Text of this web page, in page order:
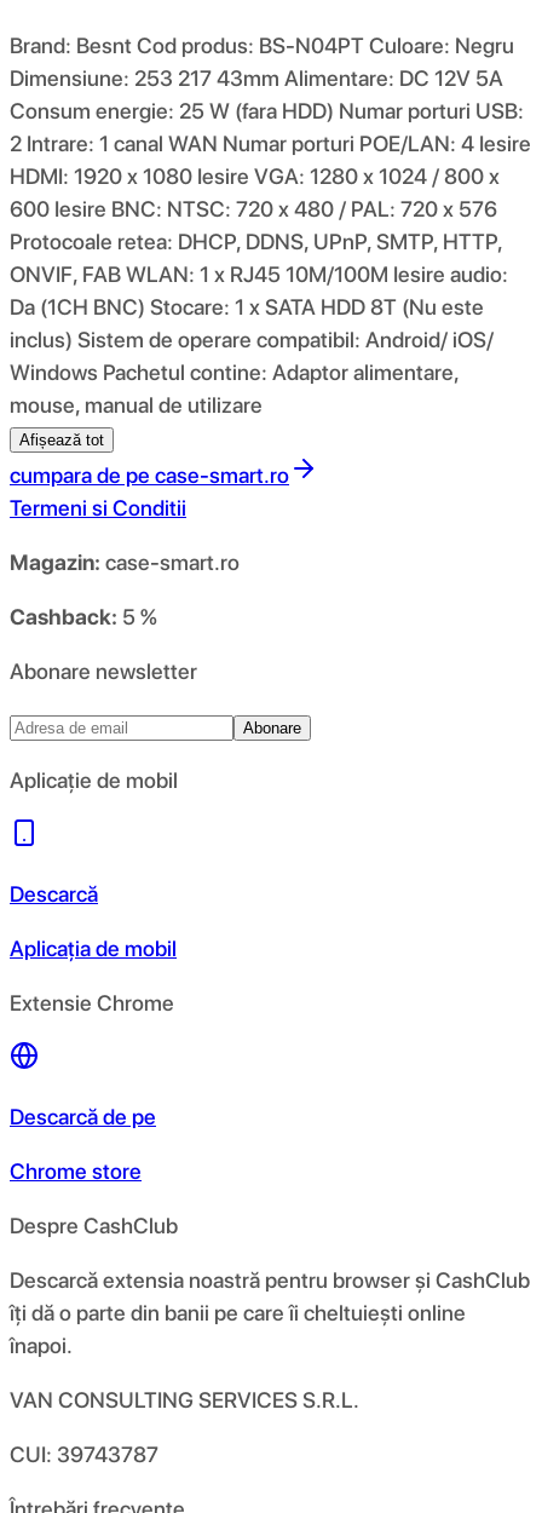
Brand: Besnt Cod produs: BS-N04PT Culoare: Negru
Dimensiune: 253 217 43mm Alimentare: DC 12V 5A
Consum energie: 25 W (fara HDD) Numar porturi USB:
2 Intrare: 1 canal WAN Numar porturi POE/LAN: 4 Iesire
HDMI: 1920 x 1080 Iesire VGA: 1280 x 1024 / 800 x
600 Iesire BNC: NTSC: 720 x 480 / PAL: 720 x 576
Protocoale retea: DHCP, DDNS, UPnP, SMTP, HTTP,
ONVIF, FAB WLAN: 1 x RJ45 10M/100M Iesire audio:
Da (1CH BNC) Stocare: 1 x SATA HDD 8T (Nu este
inclus) Sistem de operare compatibil: Android/ iOS/
Windows Pachetul contine: Adaptor alimentare,
mouse, manual de utilizare
Afișează tot
cumpara de pe case-smart.ro
Termeni si Conditii
Magazin: case-smart.ro
Cashback: 5 %
Abonare newsletter
Abonare
Aplicație de mobil
Descarcă
Aplicația de mobil
Extensie Chrome
Descarcă de pe
Chrome store
Despre CashClub
Descarcă extensia noastră pentru browser și CashClub
îți dă o parte din banii pe care îi cheltuiești online
înapoi.
VAN CONSULTING SERVICES S.R.L.
CUI: 39743787